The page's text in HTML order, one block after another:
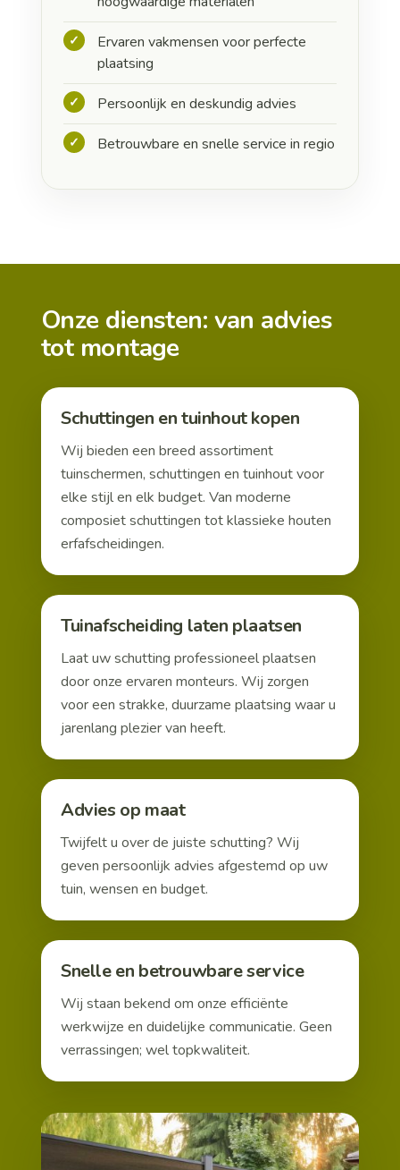
Ervaren vakmensen voor perfecte
plaatsing
Persoonlijk en deskundig advies
Betrouwbare en snelle service in regio
Onze diensten: van advies
tot montage
Schuttingen en tuinhout kopen
Wij bieden een breed assortiment
tuinschermen, schuttingen en tuinhout voor
elke stijl en elk budget. Van moderne
composiet schuttingen tot klassieke houten
erfafscheidingen.
Tuinafscheiding laten plaatsen
Laat uw schutting professioneel plaatsen
door onze ervaren monteurs. Wij zorgen
voor een strakke, duurzame plaatsing waar u
jarenlang plezier van heeft.
Advies op maat
Twijfelt u over de juiste schutting? Wij
geven persoonlijk advies afgestemd op uw
tuin, wensen en budget.
Snelle en betrouwbare service
Wij staan bekend om onze efficiënte
werkwijze en duidelijke communicatie. Geen
verrassingen; wel topkwaliteit.